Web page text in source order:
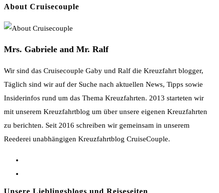
zum
ein
Adresse
Kommentieren
URL
(optional)
About Cruisecouple
Mrs. Gabriele and Mr. Ralf
Wir sind das Cruisecouple Gaby und Ralf die Kreuzfahrt blogger,
Täglich sind wir auf der Suche nach aktuellen News, Tipps sowie
Insiderinfos rund um das Thema Kreuzfahrten. 2013 starteten wir
mit unserem Kreuzfahrtblog um über unsere eigenen Kreuzfahrten
zu berichten. Seit 2016 schreiben wir gemeinsam in unserem
Reederei unabhängigen Kreuzfahrtblog CruiseCouple.
Unsere Lieblingsblogs und Reiseseiten